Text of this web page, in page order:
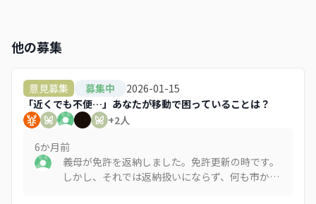
他の募集
意見募集 募集中
2026-01-15
「近くでも不便…」あなたが移動で困っていることは？
+2人
6か月前
義母が免許を返納しました。免許更新の時です。
しかし、それでは返納扱いにならず、何も市から